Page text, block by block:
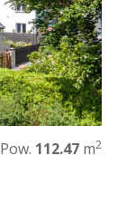
Pow. 112.47 m2